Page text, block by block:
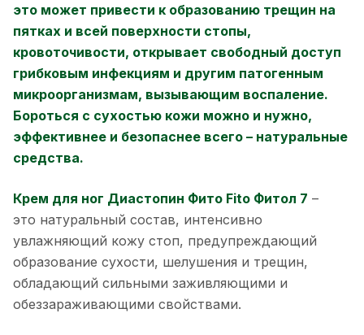
это может привести к образованию трещин на
пятках и всей поверхности стопы,
кровоточивости, открывает свободный доступ
грибковым инфекциям и другим патогенным
микроорганизмам, вызывающим воспаление.
Бороться с сухостью кожи можно и нужно,
эффективнее и безопаснее всего – натуральные
средства.
Крем для ног Диастопин Фито Fito Фитол 7 –
это натуральный состав, интенсивно
увлажняющий кожу стоп, предупреждающий
образование сухости, шелушения и трещин,
обладающий сильными заживляющими и
обеззараживающими свойствами.